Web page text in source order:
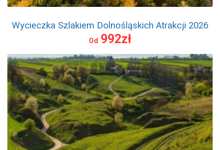
Wycieczka Szlakiem Dolnośląskich Atrakcji 2026
Od 992zł